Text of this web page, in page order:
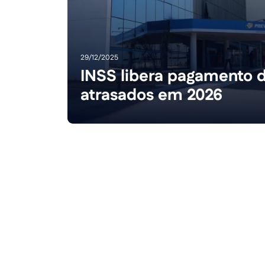
29/12/2025
INSS libera pagamento
atrasados em 2026